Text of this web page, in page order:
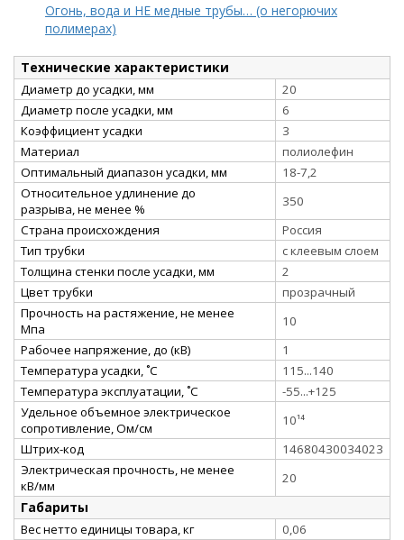
Огонь, вода и НЕ медные трубы… (о негорючих
полимерах)
Технические характеристики
Диаметр до усадки, мм
20
Диаметр после усадки, мм
6
Коэффициент усадки
3
Материал
полиолефин
Оптимальный диапазон усадки, мм
18-7,2
Относительное удлинение до
разрыва, не менее %
350
Страна происхождения
Россия
Тип трубки
с клеевым слоем
Толщина стенки после усадки, мм
2
Цвет трубки
прозрачный
Прочность на растяжение, не менее
Мпа
10
Рабочее напряжение, до (кВ)
1
Температура усадки, ˚С
115...140
Температура эксплуатации, ˚С
-55...+125
Удельное объемное электрическое
сопротивление, Ом/см
10¹⁴
Штрих-код
14680430034023
Электрическая прочность, не менее
кВ/мм
20
Габариты
Вес нетто единицы товара, кг 0,06